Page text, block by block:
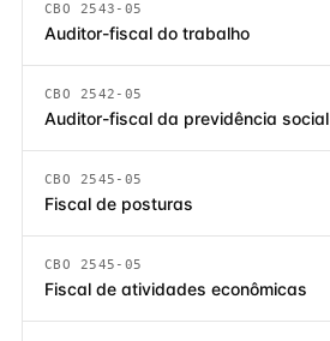
CBO 2543-05
Auditor-fiscal do trabalho
CBO 2542-05
Auditor-fiscal da previdência social
CBO 2545-05
Fiscal de posturas
CBO 2545-05
Fiscal de atividades econômicas